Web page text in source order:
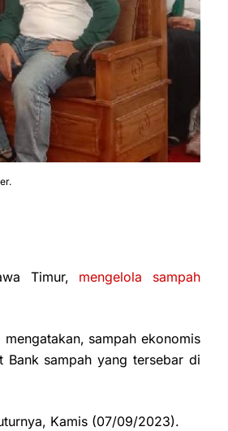
Timur, mengelola sampah
sampah ekonomis
sampah yang tersebar di
Kamis (07/09/2023).